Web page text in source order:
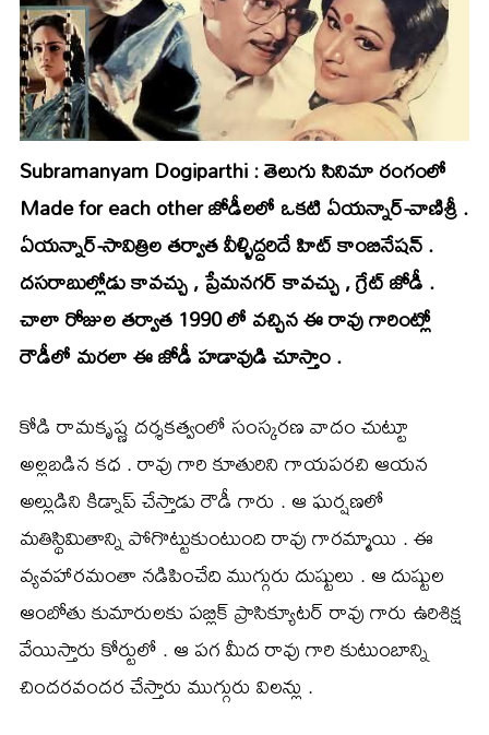
Subramanyam Dogiparthi : తెలుగు సినిమా రంగంలో
Made for each other జోడీలలో ఒకటి ఏయన్నార్-వాణిశ్రీ .
ఏయన్నార్-సావిత్రిల తర్వాత వీళ్ళిద్దరిదే హిట్ కాంబినేషన్ .
దసరాబుల్లోడు కావచ్చు , ప్రేమనగర్ కావచ్చు , గ్రేట్ జోడీ .
చాలా రోజుల తర్వాత 1990 లో వచ్చిన ఈ రావు గారింట్లో
రౌడీలో మరలా ఈ జోడీ హడావుడి చూస్తాం .
కోడి రామకృష్ణ దర్శకత్వంలో సంస్కరణ వాదం చుట్టూ
అల్లబడిన కధ . రావు గారి కూతురిని గాయపరచి ఆయన
అల్లుడిని కిడ్నాప్ చేస్తాడు రౌడీ గారు . ఆ ఘర్షణలో
మతిస్థిమితాన్ని పోగొట్టుకుంటుంది రావు గారమ్మాయి . ఈ
వ్యవహారమంతా నడిపించేది ముగ్గురు దుష్టులు . ఆ దుష్టుల
ఆంబోతు కుమారులకు పబ్లిక్ ప్రాసిక్యూటర్ రావు గారు ఉరిశిక్ష
వేయిస్తారు కోర్టులో . ఆ పగ మీద రావు గారి కుటుంబాన్ని
చిందరవందర చేస్తారు ముగ్గురు విలన్లు .